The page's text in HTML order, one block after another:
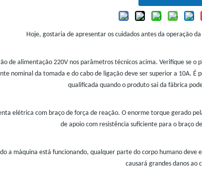
Hoje, gostaria de apresentar os cuidados antes da operação
de alimentação 220V nos parâmetros técnicos acima. Verifique se
nominal da tomada e do cabo de ligação deve ser superior a 10A.
qualificada quando o produto sai da fábrica
elétrica com braço de força de reação. O enorme torque gerado
de apoio com resistência suficiente para o braço
a máquina está funcionando, qualquer parte do corpo humano
causará grandes danos ao